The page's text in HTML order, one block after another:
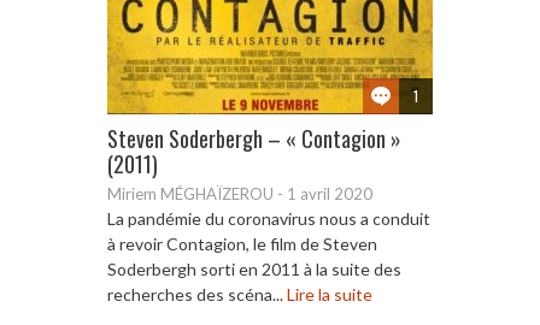
1
Steven Soderbergh – « Contagion »
(2011)
Miriem MÉGHAÏZEROU - 1 avril 2020
La pandémie du coronavirus nous a conduit
à revoir Contagion, le film de Steven
Soderbergh sorti en 2011 à la suite des
recherches des scéna...Lire la suite